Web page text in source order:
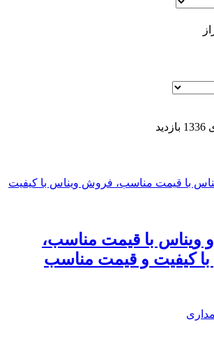
1336 بازدید
با قیمت مناسب،
کیفیت و قیمت مناسب